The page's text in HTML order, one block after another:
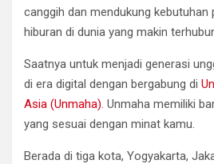
canggih dan mendukung
hiburan di dunia yang makin
Saatnya untuk menjadi generasi
di era digital dengan bergabung di
Asia (Unmaha). Unmaha memiliki
yang sesuai dengan minat kamu.
Berada di tiga kota, Yogyakarta,